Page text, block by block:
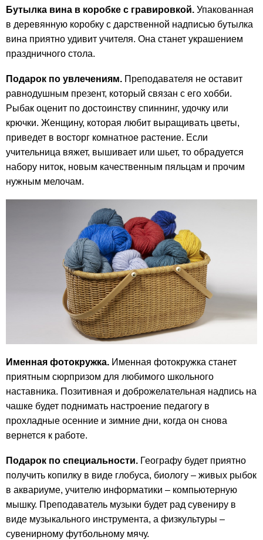
Бутылка вина в коробке с гравировкой. Упакованная
в деревянную коробку с дарственной надписью бутылка
вина приятно удивит учителя. Она станет украшением
праздничного стола.
Подарок по увлечениям. Преподавателя не оставит
равнодушным презент, который связан с его хобби.
Рыбак оценит по достоинству спиннинг, удочку или
крючки. Женщину, которая любит выращивать цветы,
приведет в восторг комнатное растение. Если
учительница вяжет, вышивает или шьет, то обрадуется
набору ниток, новым качественным пяльцам и прочим
нужным мелочам.
Именная фотокружка. Именная фотокружка станет
приятным сюрпризом для любимого школьного
наставника. Позитивная и доброжелательная надпись на
чашке будет поднимать настроение педагогу в
прохладные осенние и зимние дни, когда он снова
вернется к работе.
Подарок по специальности. Географу будет приятно
получить копилку в виде глобуса, биологу – живых рыбок
в аквариуме, учителю информатики – компьютерную
мышку. Преподаватель музыки будет рад сувениру в
виде музыкального инструмента, а физкультуры –
сувенирному футбольному мячу.